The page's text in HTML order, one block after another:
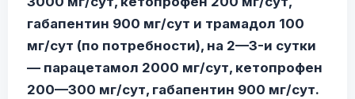
габапентин 900 мг/сут и трамадол 100
мг/сут (по потребности), на 2—3-и сутки
— парацетамол 2000 мг/сут, кетопрофен
200—300 мг/сут, габапентин 900 мг/сут.